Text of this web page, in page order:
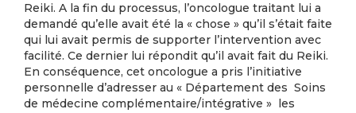
Reiki. A la fin du processus, l’oncologue traitant lui a
demandé qu’elle avait été la « chose » qu’il s’était faite
qui lui avait permis de supporter l’intervention avec
facilité. Ce dernier lui répondit qu’il avait fait du Reiki.
En conséquence, cet oncologue a pris l’initiative
personnelle d’adresser au « Département des Soins
de médecine complémentaire/intégrative » les